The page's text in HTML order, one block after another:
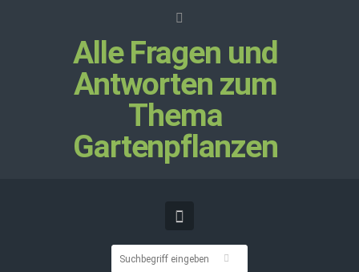
Alle Fragen und
Antworten zum
Thema
Gartenpflanzen